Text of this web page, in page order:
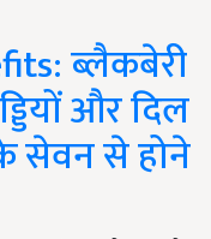
ब्लैकबेरी
और दिल
सेवन से होने